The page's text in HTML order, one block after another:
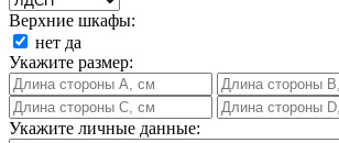
Верхние шкафы:
нет да
Укажите размер:
Укажите личные данные: